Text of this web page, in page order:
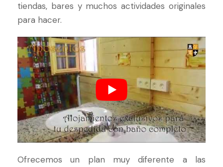
tiendas, bares y muchos actividades originales
para hacer.
Ofrecemos un plan muy diferente a las